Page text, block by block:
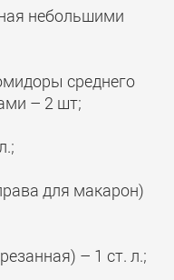
небольшими
среднего
– 2 шт;
для макарон)
– 1 ст. л.;